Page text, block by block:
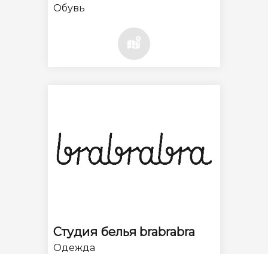
Обувь
Студия белья brabrabra
Одежда